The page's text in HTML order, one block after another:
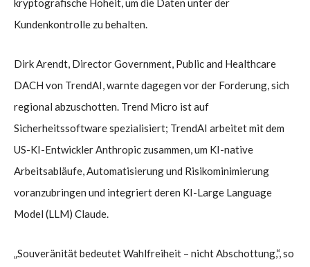
kryptografische Hoheit, um die Daten unter der
Kundenkontrolle zu behalten.
Dirk Arendt, Director Government, Public and Healthcare
DACH von TrendAI, warnte dagegen vor der Forderung, sich
regional abzuschotten. Trend Micro ist auf
Sicherheitssoftware spezialisiert; TrendAI arbeitet mit dem
US-KI-Entwickler Anthropic zusammen, um KI-native
Arbeitsabläufe, Automatisierung und Risikominimierung
voranzubringen und integriert deren KI-Large Language
Model (LLM) Claude.
„Souveränität bedeutet Wahlfreiheit – nicht Abschottung,“, so